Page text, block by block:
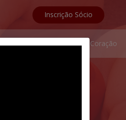
Inscrição Sócio
Colabore Amigos do Coração